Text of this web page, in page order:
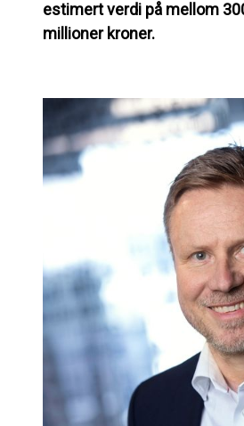
estimert verdi på mellom
millioner kroner.